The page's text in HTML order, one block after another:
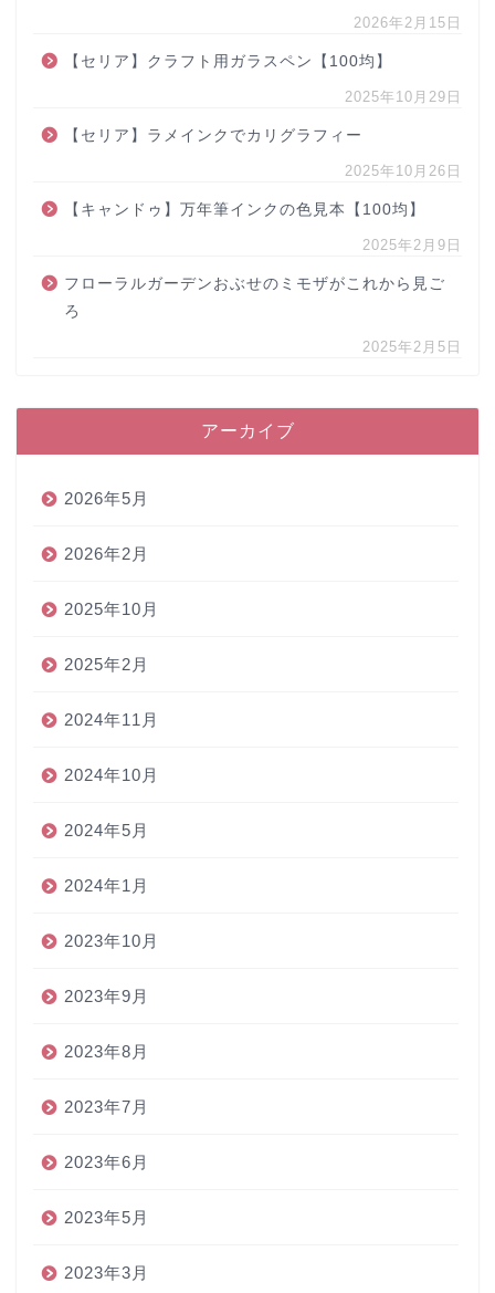
2026年2月15日
【セリア】クラフト用ガラスペン【100均】
2025年10月29日
【セリア】ラメインクでカリグラフィー
2025年10月26日
【キャンドゥ】万年筆インクの色見本【100均】
2025年2月9日
フローラルガーデンおぶせのミモザがこれから見ご
ろ
2025年2月5日
アーカイブ
2026年5月
2026年2月
2025年10月
2025年2月
2024年11月
2024年10月
2024年5月
2024年1月
2023年10月
2023年9月
2023年8月
2023年7月
2023年6月
2023年5月
2023年3月